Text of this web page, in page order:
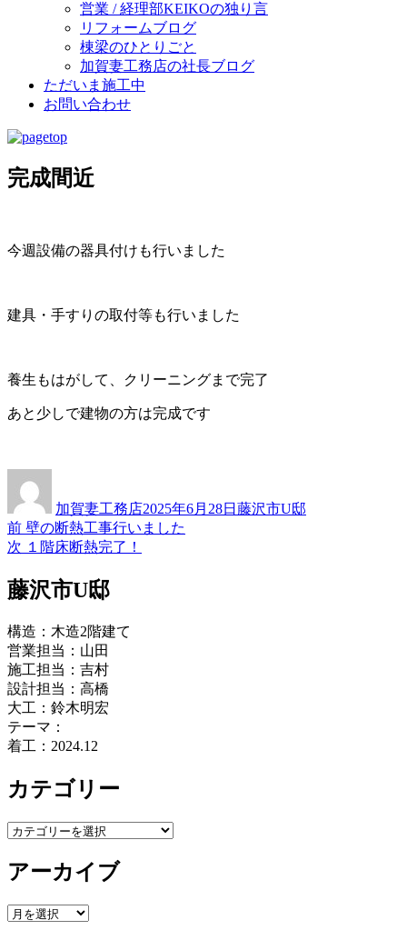
営業 / 経理部KEIKOの独り言
リフォームブログ
棟梁のひとりごと
加賀妻工務店の社長ブログ
ただいま施工中
お問い合わせ
完成間近
今週設備の器具付けも行いました
建具・手すりの取付等も行いました
養生もはがして、クリーニングまで完了
あと少しで建物の方は完成です
者加賀妻工務店日:
2025年6月28日ゴ
藤沢市U邸
投
稿
ナ
ビ
ゲ
ー
シ
ョ
前 過
去
投
稿:
壁の断熱工事行いました
次 次
投
稿:
１階床断熱完了！
藤沢市U邸
構造：木造2階建て
営業担当：山田
施工担当：吉村
設計担当：高橋
大工：鈴木明宏
テーマ：
着工：2024.12
カテゴリー
カ
ゴ
ー
アーカイブ
ア